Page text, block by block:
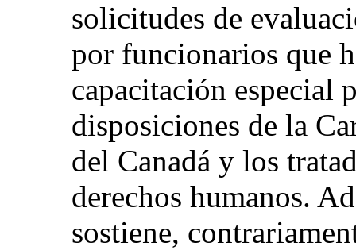
solicitudes de
por funcionarios que
capacitación especial
disposiciones de la
del Canadá y los
derechos humanos.
sostiene,